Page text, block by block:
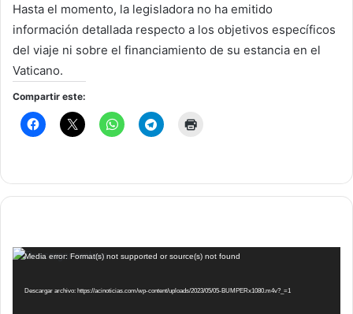
Hasta el momento, la legisladora no ha emitido
información detallada respecto a los objetivos específicos
del viaje ni sobre el financiamiento de su estancia en el
Vaticano.
Compartir este:
Reproductor
vídeo
Media error: Format(s) not supported or source(s) not found
Descargar archivo: https://acinoticias.com/wp-content/uploads/2023/05/05-BUMPERx1080.m4v?_=1